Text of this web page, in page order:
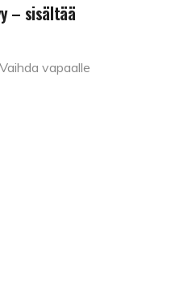
– sisältää
vapaalle